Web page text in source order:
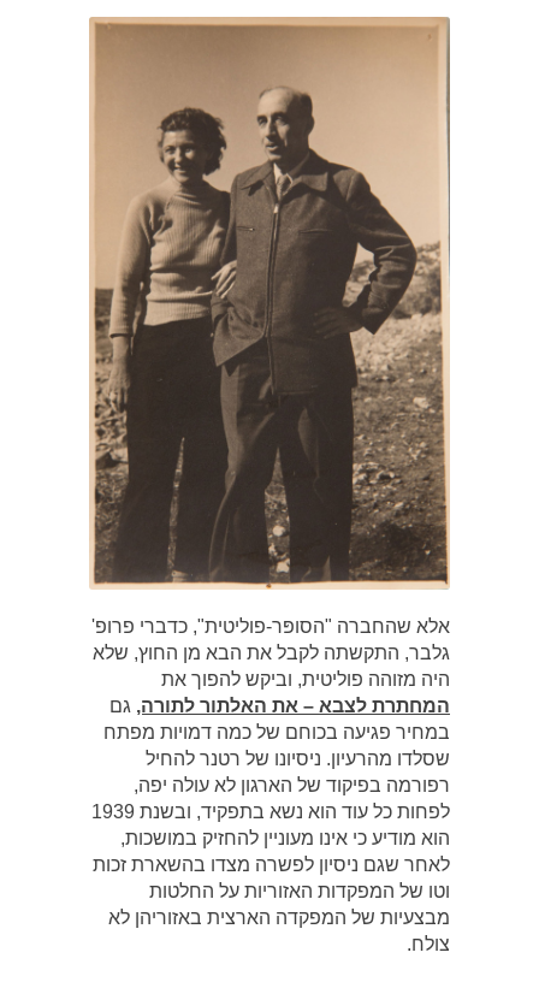
אלא שהחברה "הסופּר-פוליטית", כדברי פרופ'
גלבר, התקשתה לקבל את הבא מן החוץ, שלא
היה מזוהה פוליטית, וביקש להפוך את
המחתרת לצבא – את האלתור לתורה, גם
במחיר פגיעה בכוחם של כמה דמויות מפתח
שסלדו מהרעיון. ניסיונו של רטנר להחיל
רפורמה בפיקוד של הארגון לא עולה יפה,
לפחות כל עוד הוא נשא בתפקיד, ובשנת 1939
הוא מודיע כי אינו מעוניין להחזיק במושכות,
לאחר שגם ניסיון לפשרה מצדו בהשארת זכות
וטו של המפקדות האזוריות על החלטות
מבצעיות של המפקדה הארצית באזוריהן לא
צולח.